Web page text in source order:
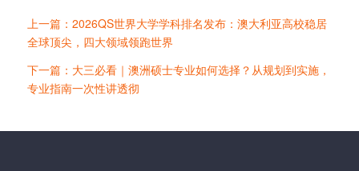
上一篇：2026QS世界大学学科排名发布：澳大利亚高校稳居
全球顶尖，四大领域领跑世界
下一篇：大三必看｜澳洲硕士专业如何选择？从规划到实施，
专业指南一次性讲透彻